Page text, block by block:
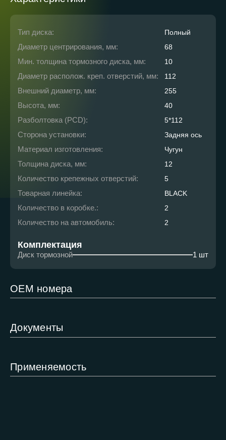
Тип диска: Полный
Диаметр центрирования, мм: 68
Мин. толщина тормозного диска, мм: 10
Диаметр располож. креп. отверстий, мм: 112
Внешний диаметр, мм: 255
Высота, мм: 40
Разболтовка (PCD): 5*112
Сторона установки: Задняя ось
Материал изготовления: Чугун
Толщина диска, мм: 12
Количество крепежных отверстий: 5
Товарная линейка: BLACK
Количество в коробке.: 2
Количество на автомобиль: 2
Комплектация
Диск тормозной 1 шт
ОЕМ номера
Документы
Применяемость